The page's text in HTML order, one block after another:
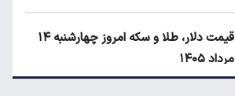
قیمت دلار، طلا و سکه امروز چهارشنبه ۱۴
مرداد ۱۴۰۵